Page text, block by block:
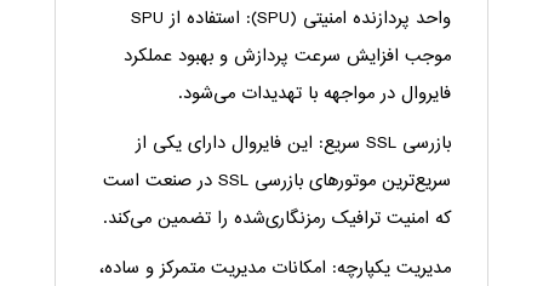
واحد پردازنده امنیتی (SPU): استفاده از SPU
موجب افزایش سرعت پردازش و بهبود عملکرد
فایروال در مواجهه با تهدیدات می‌شود.
بازرسی SSL سریع: این فایروال دارای یکی از
سریع‌ترین موتورهای بازرسی SSL در صنعت است
که امنیت ترافیک رمزنگاری‌شده را تضمین می‌کند.
مدیریت یکپارچه: امکانات مدیریت متمرکز و ساده،